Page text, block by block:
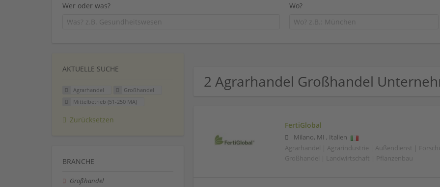
Wer oder was? Wo?
2 Agrarhandel Großhandel
FertiGlobal
Milano, MI , Italien
Agrarhandel | Agrarindustrie | Außendienst |
Großhandel | Landwirtschaft | Pflanzenbau
AKTUELLE SUCHE
Agrarhandel
Großhandel
Mittelbetrieb (51-250 MA)
Zurücksetzen
BRANCHE
Großhandel